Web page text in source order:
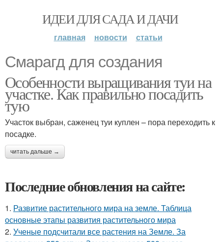
ИДЕИ ДЛЯ САДА И ДАЧИ
главная новости статьи
Смарагд для создания
Особенности выращивания туи на
участке. Как правильно посадить
тую
Участок выбран, саженец туи куплен – пора переходить к
посадке.
читать дальше →
Последние обновления на сайте:
1. Развитие растительного мира на земле. Таблица
основные этапы развития растительного мира
2. Ученые подсчитали все растения на Земле. За